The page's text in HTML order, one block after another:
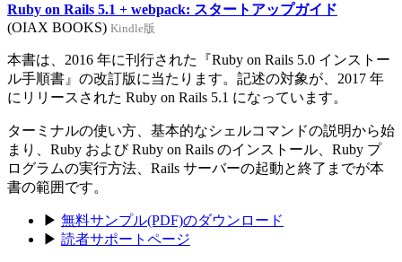
Ruby on Rails 5.1 + webpack: スタートアップガイド
(OIAX BOOKS) Kindle版
本書は、2016 年に刊行された『Ruby on Rails 5.0 インストー
ル手順書』の改訂版に当たります。記述の対象が、2017 年
にリリースされた Ruby on Rails 5.1 になっています。
ターミナルの使い方、基本的なシェルコマンドの説明から始
まり、Ruby および Ruby on Rails のインストール、Ruby プ
ログラムの実行方法、Rails サーバーの起動と終了までが本
書の範囲です。
▶ 無料サンプル(PDF)のダウンロード
▶ 読者サポートページ